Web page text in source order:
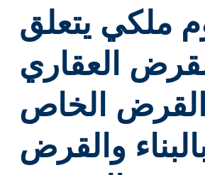
ملكي يتعلق
العقاري
الخاص
والقرض